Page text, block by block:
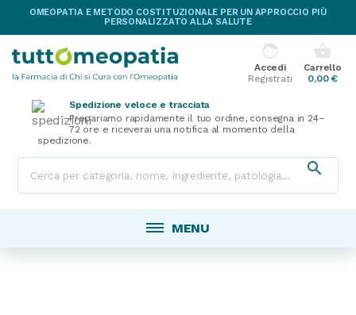
OMEOPATIA E METODO COSTITUZIONALE PER UN APPROCCIO PIÙ
PERSONALIZZATO ALLA SALUTE
shopping_basket
Carrello
0,00 €
face
Accedi
Registrati
Spedizione veloce e tracciata
Prepariamo rapidamente il tuo ordine, consegna in 24–
72 ore e riceverai una notifica al momento della
spedizione.

MENU